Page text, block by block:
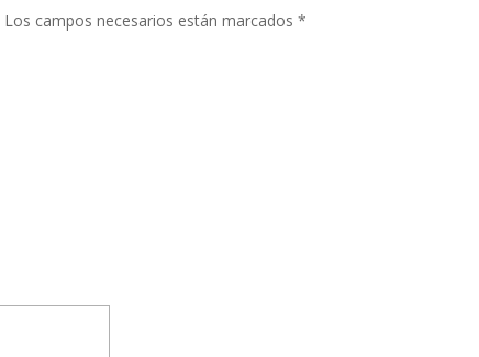
Los campos necesarios están marcados *